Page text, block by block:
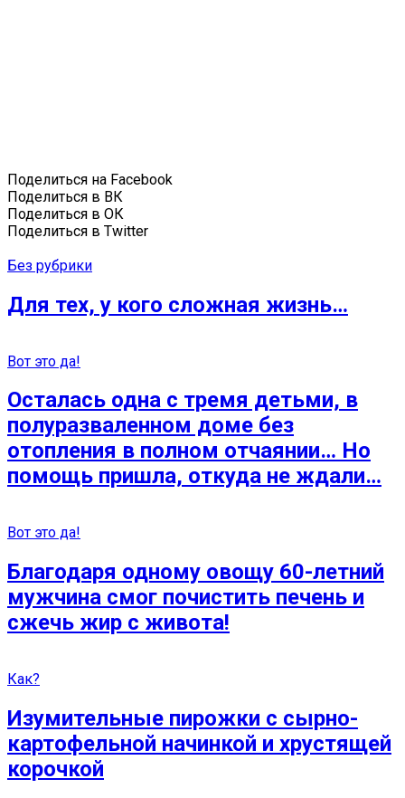
Поделиться на Facebook
Поделиться в ВК
Поделиться в ОК
Поделиться в Twitter
Без рубрики
Для тех, у кого сложная жизнь…
Вот это да!
Осталась одна с тремя детьми, в
полуразваленном доме без
отопления в полном отчаянии… Но
помощь пришла, откуда не ждали…
Вот это да!
Благодаря одному овощу 60-летний
мужчина смог почистить печень и
сжечь жир с живота!
Как?
Изумительные пирожки с сырно-
картофельной начинкой и хрустящей
корочкой